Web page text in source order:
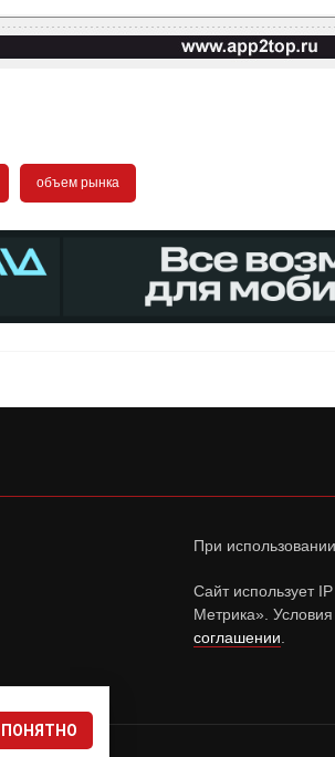
объем рынка
При
Сайт использует
Метрика».
соглашении
ПОНЯТНО